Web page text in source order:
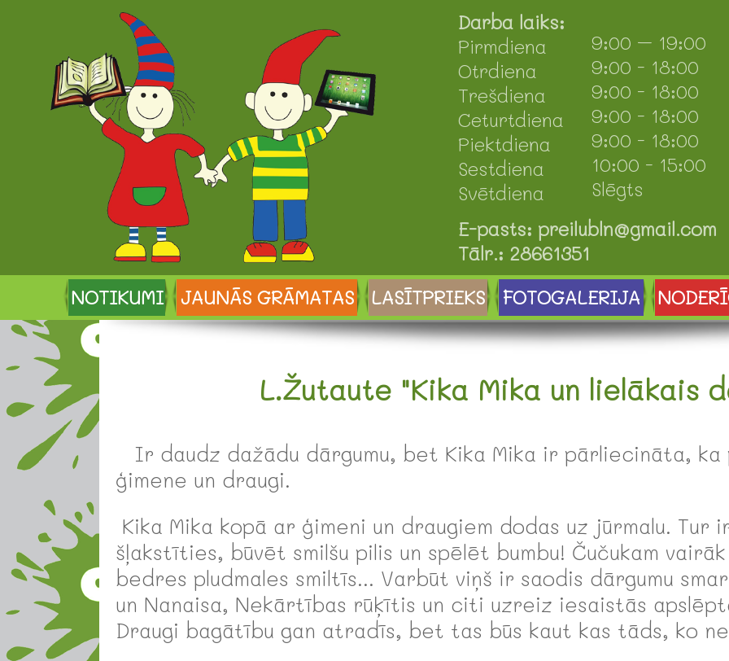
Darba laiks:
Pirmdiena
Otrdiena
Trešdiena
Ceturtdiena
Piektdiena
Sestdiena
Svētdiena
9:00 – 19:00
9:00 - 18:00
9:00 - 18:00
9:00 - 18:00
9:00 - 18:00
10:00 - 15:00
Slēgts
E-pasts: preilubln@gmail.com
Tālr.: 28661351
NOTIKUMI
JAUNĀS GRĀMATAS LASĪTPRIEKS FOTOGALERIJA
L.Žutaute "Kika Mika un lielākais
Ir daudz dažādu dārgumu, bet Kika Mika ir pārliecināta,
ģimene un draugi.
Kika Mika kopā ar ģimeni un draugiem dodas uz jūrmalu.
šļakstīties, būvēt smilšu pilis un spēlēt bumbu! Čučukam
bedres pludmales smiltīs... Varbūt viņš ir saodis dārgumu
un Nanaisa, Nekārtības rūķītis un citi uzreiz iesaistās
Draugi bagātību gan atradīs, bet tas būs kaut kas tāds, ko